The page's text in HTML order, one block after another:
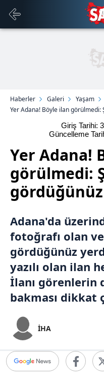
Haberler Galeri
Yaşam
Yer Adana! Böyle ilan
Giriş Tarihi:
Güncelleme
Yer Adana!
görülmedi:
Adana'da
fotoğrafı olan
gördüğünüz
yazılı olan ilan
İlanı görenlerin
bakması dikkat
İHA